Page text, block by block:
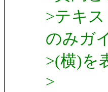
>テキ
のみガ
>(横)を
>